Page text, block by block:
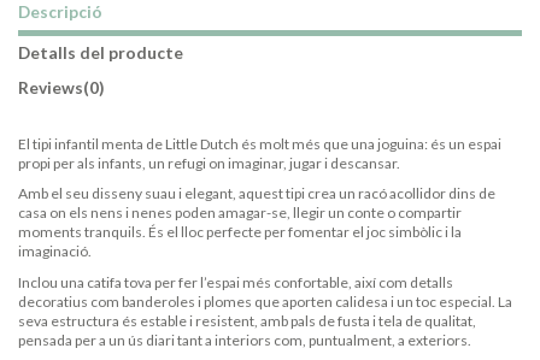
Descripció
Detalls del producte
Reviews(0)
El tipi infantil menta de Little Dutch és molt més que una joguina: és un espai
propi per als infants, un refugi on imaginar, jugar i descansar.
Amb el seu disseny suau i elegant, aquest tipi crea un racó acollidor dins de
casa on els nens i nenes poden amagar-se, llegir un conte o compartir
moments tranquils. És el lloc perfecte per fomentar el joc simbòlic i la
imaginació.
Inclou una catifa tova per fer l’espai més confortable, així com detalls
decoratius com banderoles i plomes que aporten calidesa i un toc especial. La
seva estructura és estable i resistent, amb pals de fusta i tela de qualitat,
pensada per a un ús diari tant a interiors com, puntualment, a exteriors.